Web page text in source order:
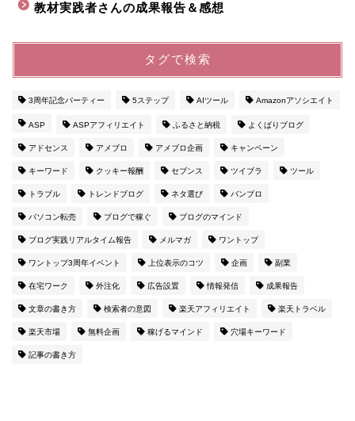
教材実践者さんの成果報告＆感想
タグで検索
3周年記念パーティー 5ステップ AIツール Amazonアソシエイト
ASP ASPアフィリエイト ふるさと納税 よくばりブログ
アドセンス アメブロ アメブロ企画 キャンペーン
キーワード クッキー報酬 セブンス ツイブラ ツール
トラブル トレンドブログ ネタ選び バンブロ
パソコン転売 ブログで稼ぐ ブログのマインド
ブログ実践リアルタイム報告 メルマガ ワントップ
ワントップ3周年イベント 上位表示のコツ 企画 副業
在宅ワーク 外注化 広告設置 情報発信 成果報告
文章の書き方 検索者の意図 楽天アフィリエイト 楽天トラベル
楽天市場 無料企画 稼げるマインド 穴場キーワード
記事の書き方